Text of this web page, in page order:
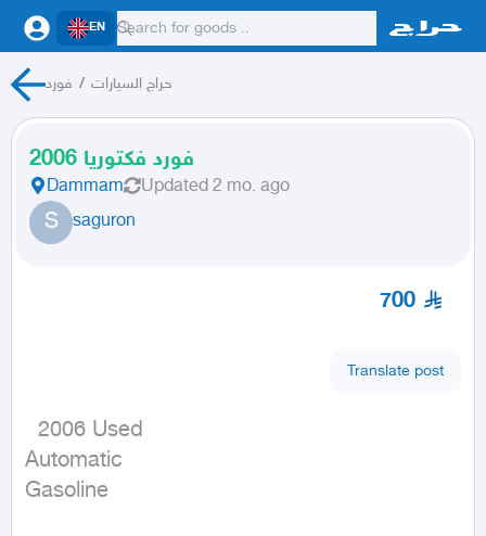
EN
فورد / حراج السيارات
فورد فكتوريا 2006
Dammam Updated 2 mo. ago
S saguron
700
Translate post
Automatic
Gasoline